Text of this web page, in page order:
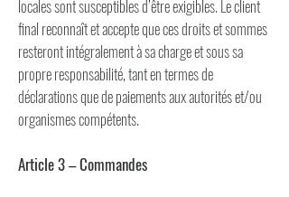
locales sont susceptibles d’être exigibles. Le client
final reconnaît et accepte que ces droits et sommes
resteront intégralement à sa charge et sous sa
propre responsabilité, tant en termes de
déclarations que de paiements aux autorités et/ou
organismes compétents.
Article 3 – Commandes